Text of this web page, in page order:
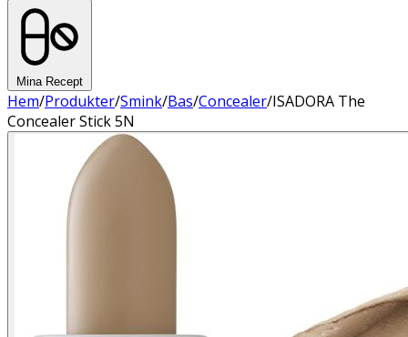
Mina Recept
Hem/Produkter/Smink/Bas/Concealer/ISADORA The
Concealer Stick 5N